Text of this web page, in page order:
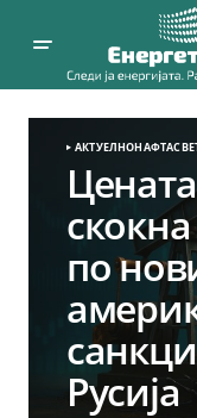
АКТУЕЛНОНАФТА
по
Русија